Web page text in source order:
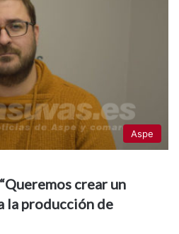
Aspe
crear un
la producción de